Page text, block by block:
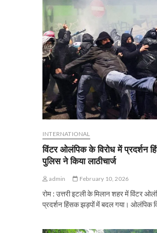
INTERNATIONAL
विंटर ओलंपिक के विरोध में प्रदर्शन
पुलिस ने किया लाठीचार्ज
admin February 10, 2026
रोम : उत्तरी इटली के मिलान शहर में विंटर
प्रदर्शन हिंसक झड़पों में बदल गया। ओलंपिक